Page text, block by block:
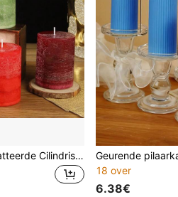
Ice Mist Mat Gematteerde Cilindrische Kaars 7,5*10cm Handgemaakt Gegoten Gemengde Was Vintage Verweerde Textuur Pilaarkaars 9 Kleuren Beschikbaar Rood Wit Roze Blauw Paars Oranje Groen Ivoor Grijs Bruiloft Kaarslicht Diner Date Verjaardagsfeest Kerstmis Woondecoratie
18 over
6.38€